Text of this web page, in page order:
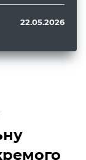
22.05.2026